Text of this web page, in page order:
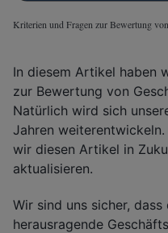
Kriterien und Fragen zur Bewertung
In diesem Artikel haben
zur Bewertung von
Natürlich wird sich
Jahren
wir diesen Artikel in
aktualisieren.
Wir sind uns sicher,
herausragende